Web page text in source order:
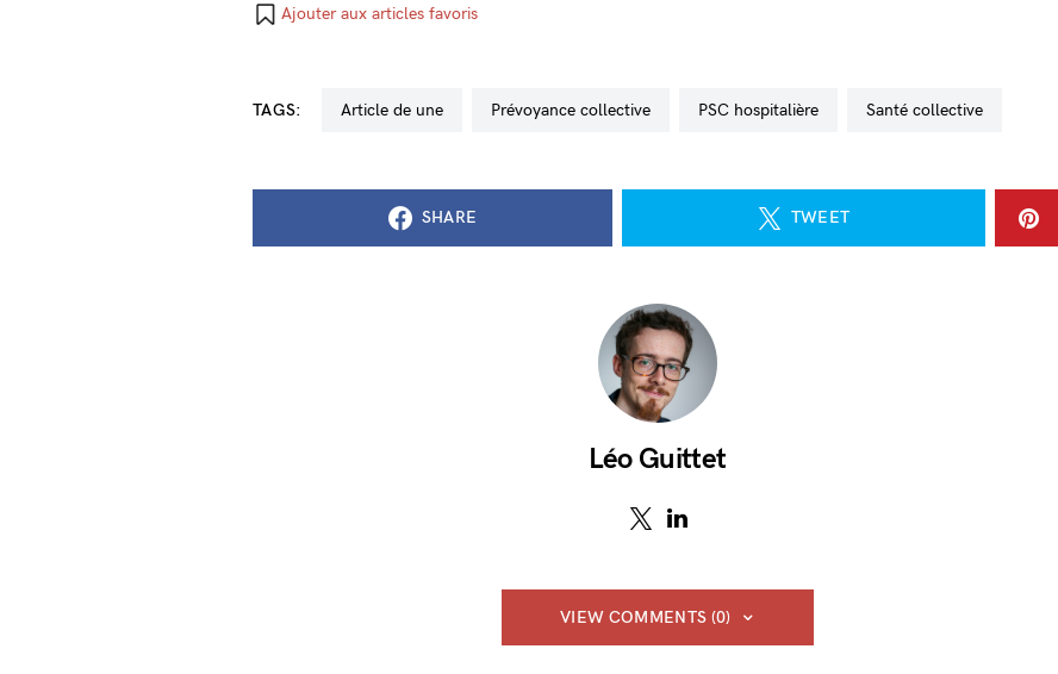
Ajouter aux articles favoris
TAGS: Article de une prévoyance collective PSC hospitalière santé collective
SHARE TWEET
Léo Guittet
VIEW COMMENTS (0)